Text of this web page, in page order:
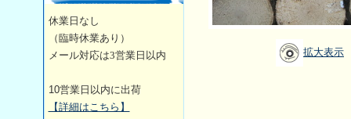
休業日なし
（臨時休業あり）
メール対応は3営業日 以内
10営業日以内に出荷
【詳細はこちら】
拡大表示